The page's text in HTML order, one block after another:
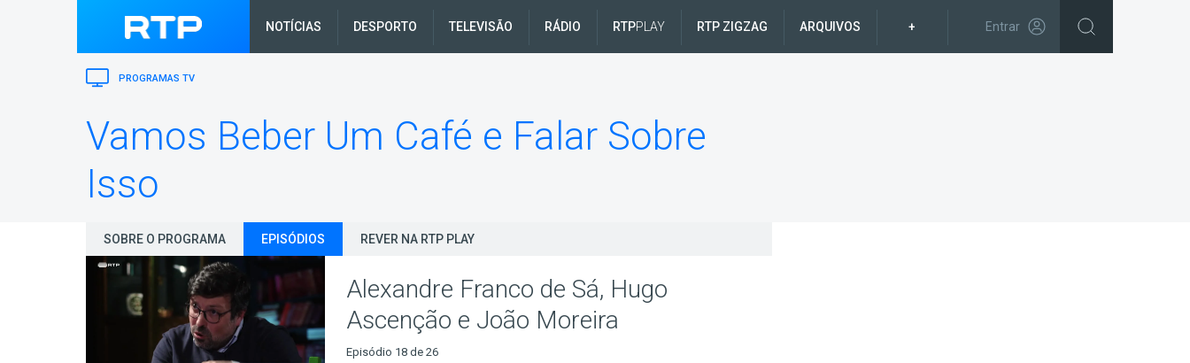
NOTÍCIAS DESPORTO TELEVISÃO RÁDIO RTPPLAY RTP ZIGZAG ARQUIVOS + Entrar
PROGRAMAS TV
Vamos Beber Um Café e Falar Sobre
Isso
SOBRE O PROGRAMA EPISÓDIOS REVER NA RTP PLAY
Alexandre Franco de Sá, Hugo
Ascenção e João Moreira
Episódio 18 de 26